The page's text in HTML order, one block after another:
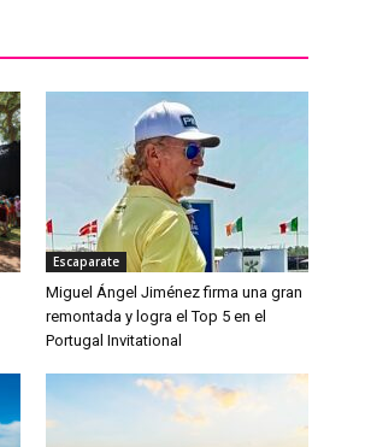
Escaparate
Miguel Ángel Jiménez firma una gran
remontada y logra el Top 5 en el
Portugal Invitational